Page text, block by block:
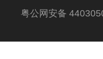
粤公网安备